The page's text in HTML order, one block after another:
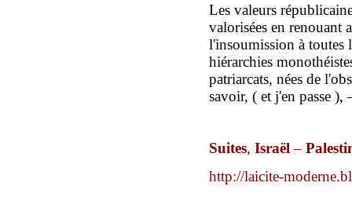
Les valeurs
valorisées en renouant
l'insoumission à toutes
hiérarchies
patriarcats, nées de
savoir, ( et j'en passe ),
Suites, Israël –
http://laicite-